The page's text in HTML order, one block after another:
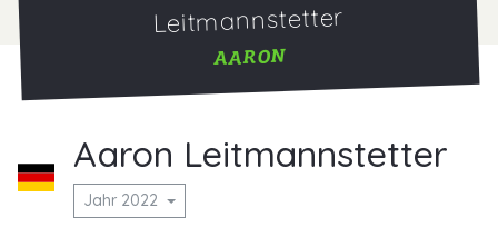
Leitmannstetter
AARON
Aaron Leitmannstetter
Jahr 2022